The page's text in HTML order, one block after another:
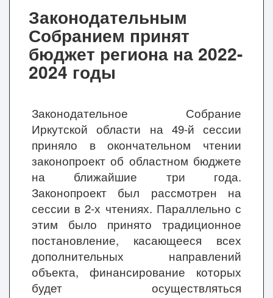
Законодательным
Собранием принят
бюджет региона на 2022-
2024 годы
Законодательное Собрание
Иркутской области на 49-й сессии
приняло в окончательном чтении
законопроект об областном бюджете
на ближайшие три года.
Законопроект был рассмотрен на
сессии в 2-х чтениях. Параллельно с
этим было принято традиционное
постановление, касающееся всех
дополнительных направлений
объекта, финансирование которых
будет осуществляться